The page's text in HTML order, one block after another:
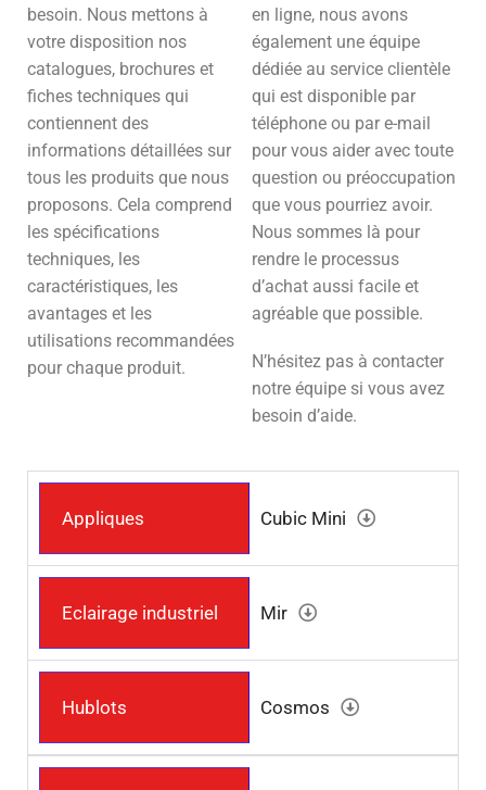
besoin. Nous mettons à
votre disposition nos
catalogues, brochures et
fiches techniques qui
contiennent des
informations détaillées sur
tous les produits que nous
proposons. Cela comprend
les spécifications
techniques, les
caractéristiques, les
avantages et les
utilisations recommandées
pour chaque produit.
en ligne, nous avons
également une équipe
dédiée au service clientèle
qui est disponible par
téléphone ou par e-mail
pour vous aider avec toute
question ou préoccupation
que vous pourriez avoir.
Nous sommes là pour
rendre le processus
d’achat aussi facile et
agréable que possible.
N’hésitez pas à contacter
notre équipe si vous avez
besoin d’aide.
Appliques Cubic Mini
Eclairage industriel Mir
Hublots Cosmos